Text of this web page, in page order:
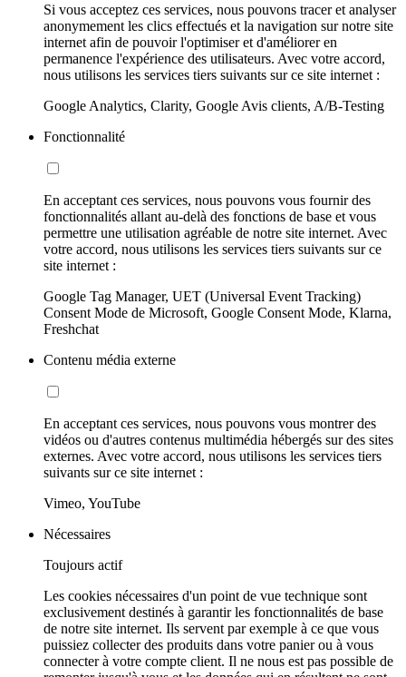
Si vous acceptez ces services, nous pouvons tracer et analyser
anonymement les clics effectués et la navigation sur notre site
internet afin de pouvoir l'optimiser et d'améliorer en
permanence l'expérience des utilisateurs. Avec votre accord,
nous utilisons les services tiers suivants sur ce site internet :
Google Analytics, Clarity, Google Avis clients, A/B-Testing
Fonctionnalité
En acceptant ces services, nous pouvons vous fournir des
fonctionnalités allant au-delà des fonctions de base et vous
permettre une utilisation agréable de notre site internet. Avec
votre accord, nous utilisons les services tiers suivants sur ce
site internet :
Google Tag Manager, UET (Universal Event Tracking)
Consent Mode de Microsoft, Google Consent Mode, Klarna,
Freshchat
Contenu média externe
En acceptant ces services, nous pouvons vous montrer des
vidéos ou d'autres contenus multimédia hébergés sur des sites
externes. Avec votre accord, nous utilisons les services tiers
suivants sur ce site internet :
Vimeo, YouTube
Nécessaires
Toujours actif
Les cookies nécessaires d'un point de vue technique sont
exclusivement destinés à garantir les fonctionnalités de base
de notre site internet. Ils servent par exemple à ce que vous
puissiez collecter des produits dans votre panier ou à vous
connecter à votre compte client. Il ne nous est pas possible de